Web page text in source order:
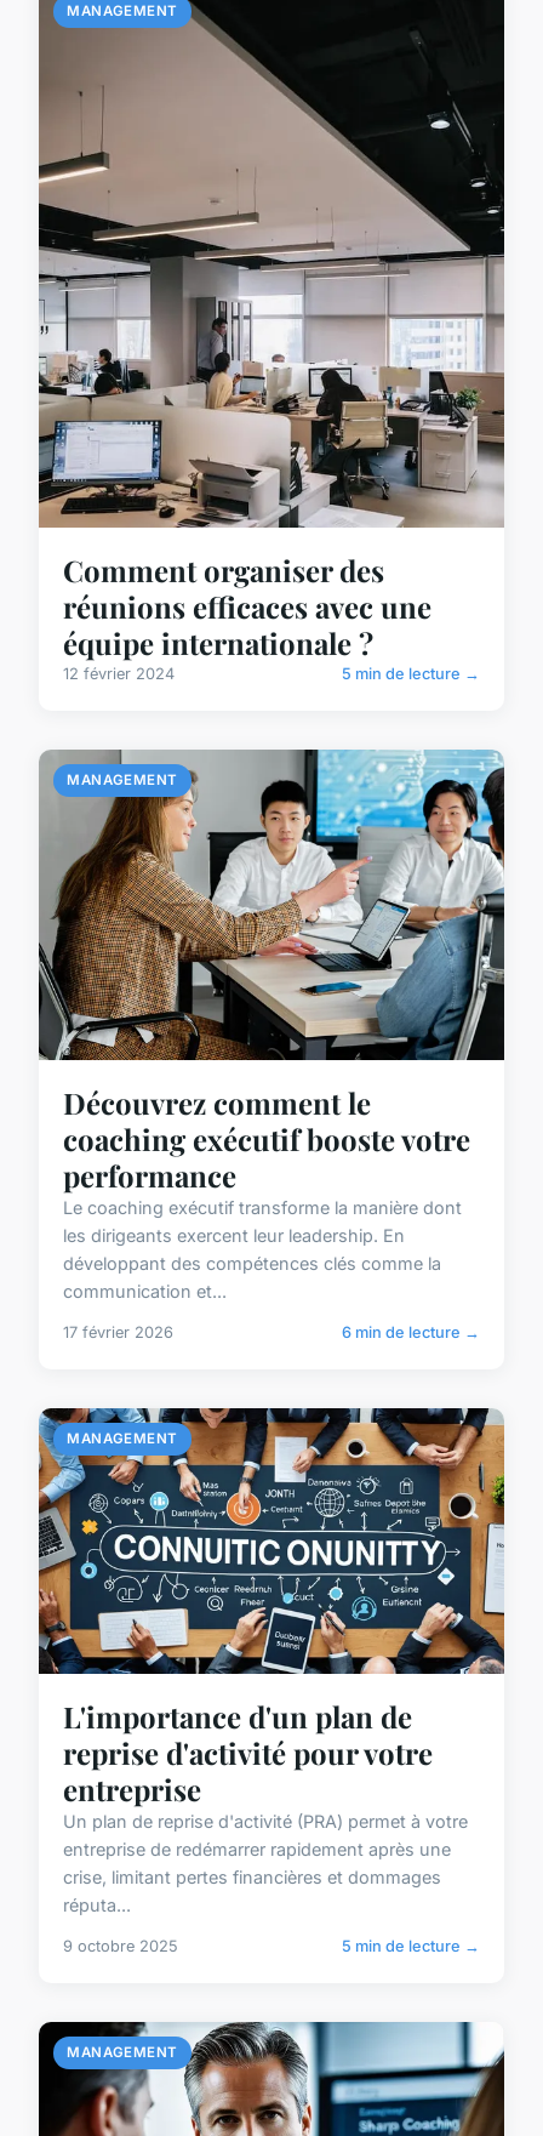
MANAGEMENT
Comment organiser des
réunions efficaces avec une
équipe internationale ?
12 février 2024 5 min de lecture →
MANAGEMENT
Découvrez comment le
coaching exécutif booste votre
performance
Le coaching exécutif transforme la manière dont
les dirigeants exercent leur leadership. En
développant des compétences clés comme la
communication et...
17 février 2026 6 min de lecture →
MANAGEMENT
L'importance d'un plan de
reprise d'activité pour votre
entreprise
Un plan de reprise d'activité (PRA) permet à votre
entreprise de redémarrer rapidement après une
crise, limitant pertes financières et dommages
réputa...
9 octobre 2025 5 min de lecture →
MANAGEMENT